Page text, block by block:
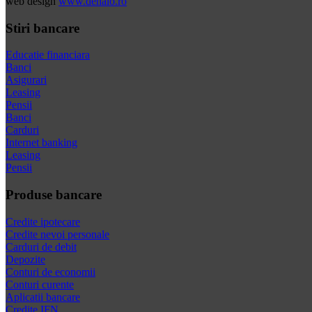
Stiri bancare
Educatie financiara
Banci
Asigurari
Leasing
Pensii
Banci
Carduri
Internet banking
Leasing
Pensii
Produse bancare
Credite ipotecare
Credite nevoi personale
Carduri de debit
Depozite
Conturi de economii
Conturi curente
Aplicatii bancare
Credite IFN